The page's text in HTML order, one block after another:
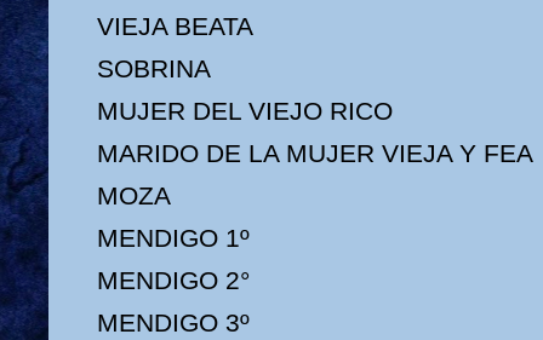
VIEJA BEATA
SOBRINA
MUJER DEL VIEJO RICO
MARIDO DE LA MUJER VIEJA Y FEA
MOZA
MENDIGO 1º
MENDIGO 2°
MENDIGO 3º